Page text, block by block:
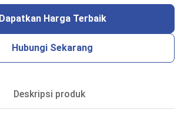
Dapatkan Harga Terbaik
Hubungi Sekarang
Deskripsi produk